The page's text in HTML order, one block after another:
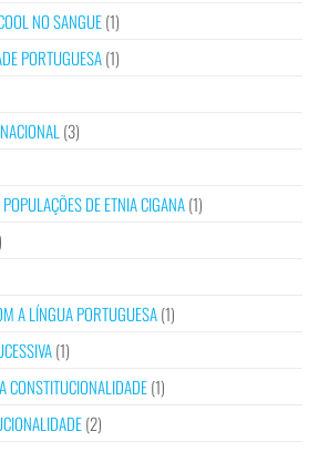
NO SANGUE(1)
PORTUGUESA(1)
(3)
DE ETNIA CIGANA(1)
A LÍNGUA PORTUGUESA(1)
(1)
CONSTITUCIONALIDADE(1)
(2)